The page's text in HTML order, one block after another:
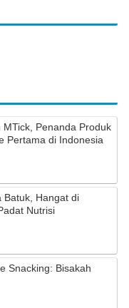
Penanda Produk
Pertama di Indonesia
Batuk, Hangat di
Nutrisi
Snacking: Bisakah